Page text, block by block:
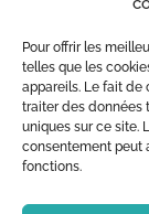
Pour offrir les
telles que les
appareils. Le fait de
traiter des données
uniques sur ce site.
consentement peut
fonctions.
©
AttrapTemps